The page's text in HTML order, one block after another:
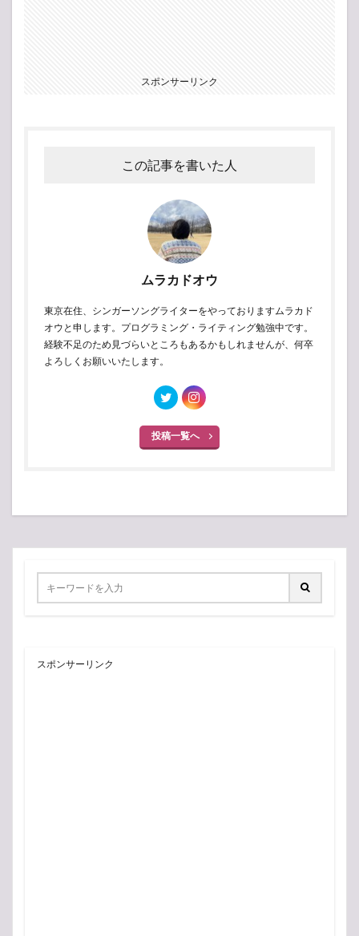
スポンサーリンク
この記事を書いた人
ムラカドオウ
東京在住、シンガーソングライターをやっておりますムラカド
オウと申します。プログラミング・ライティング勉強中です。
経験不足のため見づらいところもあるかもしれませんが、何卒
よろしくお願いいたします。
投稿一覧へ
スポンサーリンク